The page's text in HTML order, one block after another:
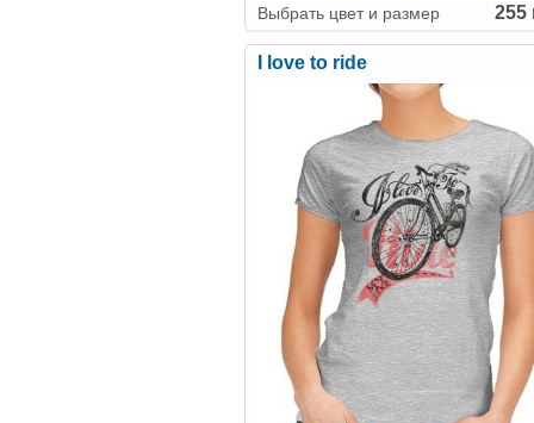
Выбрать цвет и размер 255
I love to ride